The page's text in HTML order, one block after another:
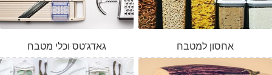
גאדג'טס וכלי מטבח אחסון למטבח